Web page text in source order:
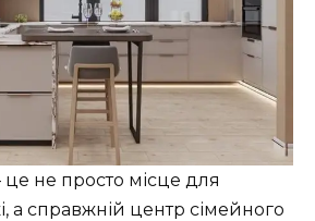
не просто місце для
а справжній центр сімейного